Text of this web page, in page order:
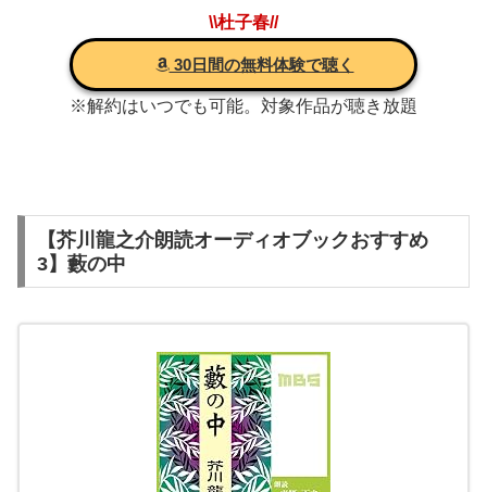
\\杜子春//
30日間の無料体験で聴く
※解約はいつでも可能。対象作品が聴き放題
【芥川龍之介朗読オーディオブックおすすめ
3】藪の中